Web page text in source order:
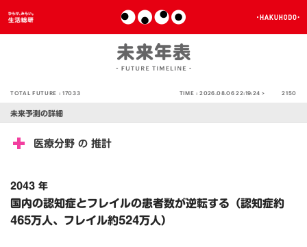
TOTAL FUTURE :17033 TIME :2026.08.06 22:19:24 > 2150
未来予測の詳細
医療分野 の 推計
2043 年
国内の認知症とフレイルの患者数が逆転する（認知症約
465万人、フレイル約524万人）